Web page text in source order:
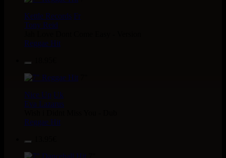
Kettle Records Fr
Tony Reid
Reggae Hit
Nice Up Uk
Eva Lazarus
Reggae Hit